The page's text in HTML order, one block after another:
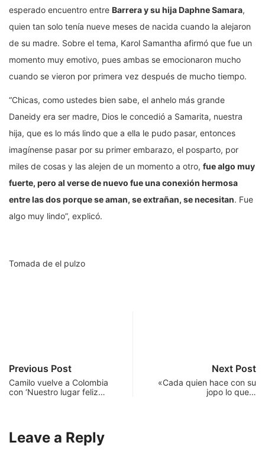
esperado encuentro entre Barrera y su hija Daphne Samara,
quien tan solo tenía nueve meses de nacida cuando la alejaron
de su madre. Sobre el tema, Karol Samantha afirmó que fue un
momento muy emotivo, pues ambas se emocionaron mucho
cuando se vieron por primera vez después de mucho tiempo.
“Chicas, como ustedes bien sabe, el anhelo más grande
Daneidy era ser madre, Dios le concedió a Samarita, nuestra
hija, que es lo más lindo que a ella le pudo pasar, entonces
imagínense pasar por su primer embarazo, el posparto, por
miles de cosas y las alejen de un momento a otro, fue algo muy
fuerte, pero al verse de nuevo fue una conexión hermosa
entre las dos porque se aman, se extrañan, se necesitan. Fue
algo muy lindo”, explicó.
Tomada de el pulzo
Previous Post
Camilo vuelve a Colombia
con ‘Nuestro lugar feliz…
Next Post
«Cada quien hace con su
jopo lo que…
Leave a Reply